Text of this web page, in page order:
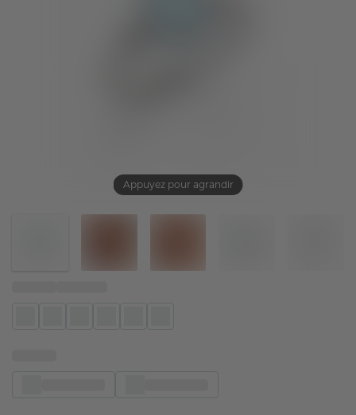
Appuyez pour agrandir